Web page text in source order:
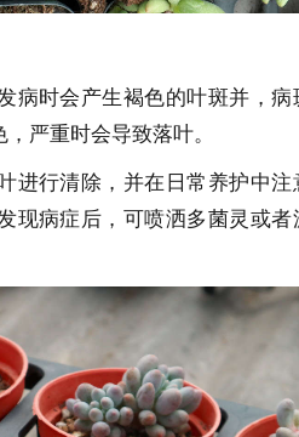
病时会产生褐色的叶斑并，病
严重时会导致落叶。
进行清除，并在日常养护中注
现病症后，可喷洒多菌灵或者